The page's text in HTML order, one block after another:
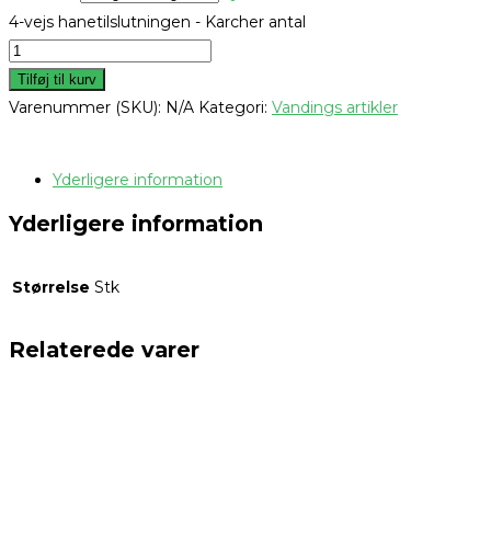
4-vejs hanetilslutningen - Karcher antal
Tilføj til kurv
Varenummer (SKU): N/A Kategori: Vandings artikler
Yderligere information
Yderligere information
Størrelse Stk
Relaterede varer